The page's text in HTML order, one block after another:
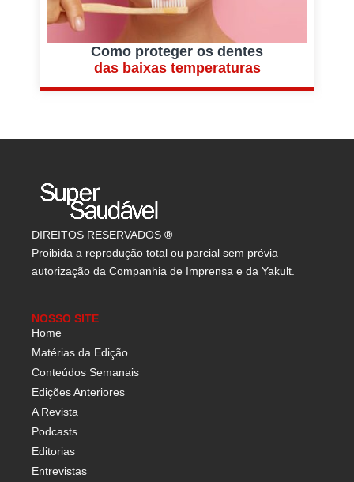
Como proteger os dentes
das baixas temperaturas
DIREITOS RESERVADOS ®
Proibida a reprodução total ou parcial sem prévia
autorização da Companhia de Imprensa e da Yakult.
NOSSO SITE
Home
Matérias da Edição
Conteúdos Semanais
Edições Anteriores
A Revista
Podcasts
Editorias
Entrevistas